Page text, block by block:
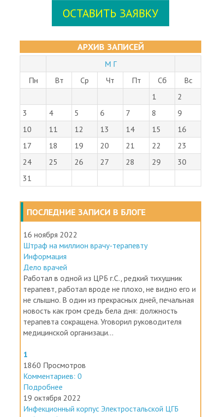
ОСТАВИТЬ ЗАЯВКУ
АРХИВ ЗАПИСЕЙ
М Г
Пн
Вт Ср Чт Пт Сб
Вс
1
2
3
4 5 6 7 8
9
10
11 12 13 14 15
16
17
18 19 20 21 22
23
24
25 26 27 28 29
30
31
ПОСЛЕДНИЕ ЗАПИСИ В БЛОГЕ
16 ноября 2022
Штраф на миллион врачу-терапевту
Информация
Дело врачей
Работал в одной из ЦРБ г.С., редкий тихушник
терапевт, работал вроде не плохо, не видно его и
не слышно. В один из прекрасных дней, печальная
новость как гром средь бела дня: должность
терапевта сокращена. Уговорил руководителя
медицинской организаци...
1
1860 Просмотров
Комментариев: 0
Подробнее
19 октября 2022
Инфекционный корпус Электростальской ЦГБ